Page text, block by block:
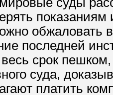
последней
весь срок
суда,
платить